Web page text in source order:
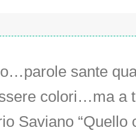
sante
colori…ma a
Saviano “Quello